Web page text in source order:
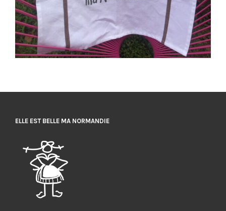
ELLE EST BELLE MA NORMANDIE